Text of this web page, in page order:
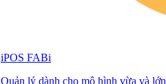
iPOS FABi
Quản lý dành cho mô hình vừa và lớn